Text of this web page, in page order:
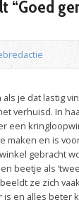
“Goed
je dat lastig
verhuisd. In
een
maken en is
gebracht
beetje als
ze zich
en alles beter